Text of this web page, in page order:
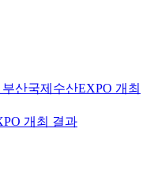
부산국제수산EXPO 개최
개최 결과